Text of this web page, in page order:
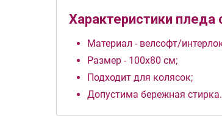
Характеристики пледа
Материал - велсофт/
Размер - 100х80 см;
Подходит для колясок;
Допустима бережная стирка.